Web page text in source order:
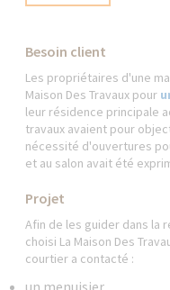
Besoin client
Les propriétaires d'une
Maison Des Travaux pour
leur résidence principale
travaux avaient pour
nécessité d'ouvertures
et au salon avait été
Projet
Afin de les guider dans la
choisi La Maison Des
courtier a contacté :
un menuisier